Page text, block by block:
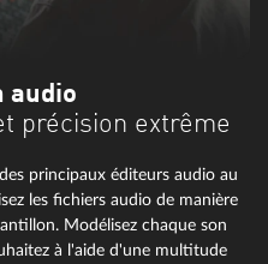
audio
précision extrême
principaux éditeurs audio au
les fichiers audio de manière
Modélisez chaque son
à l'aide d'une multitude